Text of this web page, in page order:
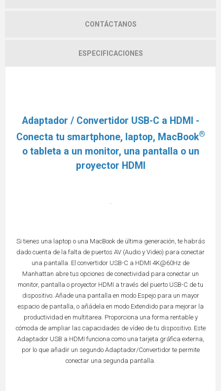
CONTÁCTANOS
ESPECIFICACIONES
Adaptador / Convertidor USB-C a HDMI -
Conecta tu smartphone, laptop, MacBook®
o tableta a un monitor, una pantalla o un
proyector HDMI
Si tienes una laptop o una MacBook de última generación, te habrás
dado cuenta de la falta de puertos AV (Audio y Video) para conectar
una pantalla. El convertidor USB-C a HDMI 4K@60Hz de
Manhattan abre tus opciones de conectividad para conectar un
monitor, pantalla o proyector HDMI a través del puerto USB-C de tu
dispositivo. Añade una pantalla en modo Espejo para un mayor
espacio de pantalla, o añádela en modo Extendido para mejorar la
productividad en multitarea. Proporciona una forma rentable y
cómoda de ampliar las capacidades de vídeo de tu dispositivo. Este
Adaptador USB a HDMI funciona como una tarjeta gráfica externa,
por lo que añadir un segundo Adaptador/Convertidor te permite
conectar una segunda pantalla.